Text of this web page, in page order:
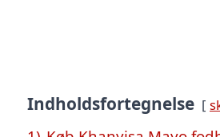
Indholdsfortegnelse